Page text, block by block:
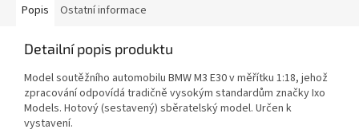
Popis Ostatní informace
Detailní popis produktu
Model soutěžního automobilu BMW M3 E30 v měřítku 1:18, jehož
zpracování odpovídá tradičně vysokým standardům značky Ixo
Models. Hotový (sestavený) sběratelský model. Určen k
vystavení.